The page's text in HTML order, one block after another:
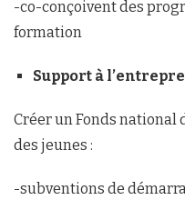
-co-conçoivent des
formation
Support à
Créer un Fonds national
des jeunes :
-subventions de